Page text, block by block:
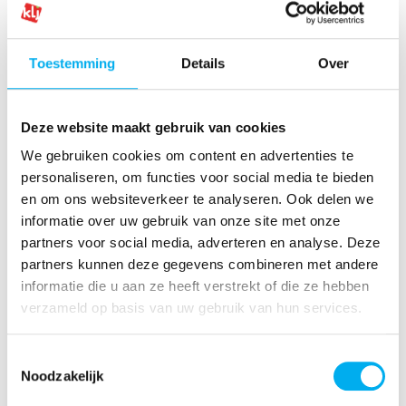
Toestemming Details Over
Deze website maakt gebruik van cookies
We gebruiken cookies om content en advertenties te
personaliseren, om functies voor social media te bieden
en om ons websiteverkeer te analyseren. Ook delen we
informatie over uw gebruik van onze site met onze
partners voor social media, adverteren en analyse. Deze
partners kunnen deze gegevens combineren met andere
informatie die u aan ze heeft verstrekt of die ze hebben
verzameld op basis van uw gebruik van hun services.
Noodzakelijk
Wat met drugs?
En wat met tabak, roken en
vapen?